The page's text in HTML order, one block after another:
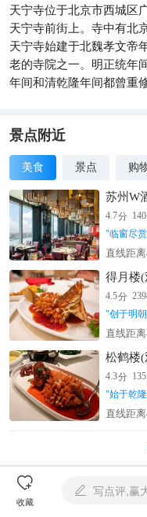
殿前立有乾隆碑，这进院
旺，在此处燃香三柱，再
捐赠箱上写明这是“赈灾
天宁寺位于北京市西城区
天宁寺前街上。寺中有北
天宁寺始建于北魏孝文帝
老的寺院之一。明正统年
年间和清乾隆年间都曾重修
景点附近
美食 景点 购
苏州W
4.7分 140
"临窗尽
直线距
得月楼
4.5分
"创于明
直线距
松鹤楼
4.3分
"始于乾
直线距

收藏
 写点评,赢